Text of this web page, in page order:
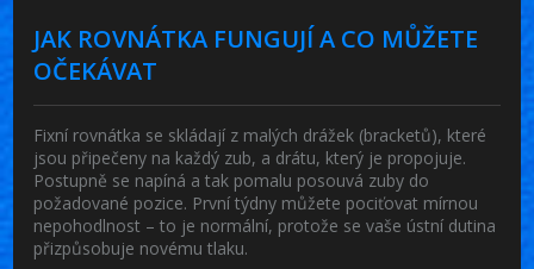
JAK ROVNÁTKA FUNGUJÍ A CO MŮŽETE
OČEKÁVAT
Fixní rovnátka se skládají z malých drážek (bracketů), které
jsou připečeny na každý zub, a drátu, který je propojuje.
Postupně se napíná a tak pomalu posouvá zuby do
požadované pozice. První týdny můžete pociťovat mírnou
nepohodlnost – to je normální, protože se vaše ústní dutina
přizpůsobuje novému tlaku.